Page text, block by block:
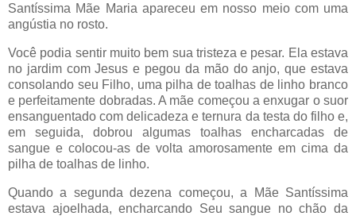
Santíssima Mãe Maria apareceu em nosso meio com uma
angústia no rosto.
Você podia sentir muito bem sua tristeza e pesar. Ela estava
no jardim com Jesus e pegou da mão do anjo, que estava
consolando seu Filho, uma pilha de toalhas de linho branco
e perfeitamente dobradas. A mãe começou a enxugar o suor
ensanguentado com delicadeza e ternura da testa do filho e,
em seguida, dobrou algumas toalhas encharcadas de
sangue e colocou-as de volta amorosamente em cima da
pilha de toalhas de linho.
Quando a segunda dezena começou, a Mãe Santíssima
estava ajoelhada, encharcando Seu sangue no chão da